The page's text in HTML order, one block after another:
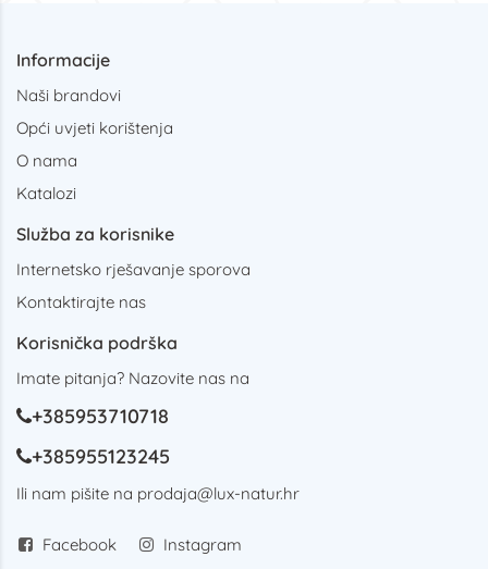
Informacije
Naši brandovi
Opći uvjeti korištenja
O nama
Katalozi
Služba za korisnike
Internetsko rješavanje sporova
Kontaktirajte nas
Korisnička podrška
Imate pitanja? Nazovite nas na
+385953710718
+385955123245
Ili nam pišite na prodaja@lux-natur.hr
Facebook Instagram